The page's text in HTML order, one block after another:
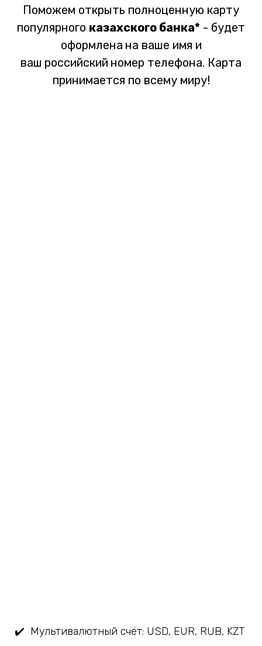
Поможем открыть полноценную карту
популярного казахского банка* - будет
оформлена на ваше имя и
ваш российский номер телефона. Карта
принимается по всему миру!
✔️ Мультивалютный счёт: USD, EUR, RUB, KZT